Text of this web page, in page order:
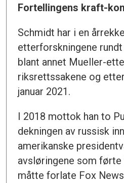
Fortellingens kraft-
Schmidt har i en
etterforskningene
blant annet Mueller-
riksrettssakene og
januar 2021.
I 2018 mottok han to
dekningen av russisk
amerikanske
avsløringene som
måtte forlate Fox